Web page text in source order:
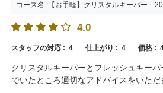
コース名 :【お手軽】クリスタルキーパー
4.0
スタッフの対応 : 4 仕上がり : 4 価格 :
クリスタルキーパーとフレッシュキー
でいたところ適切なアドバイスをいただ